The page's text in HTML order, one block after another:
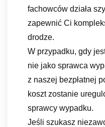
fachowców działa
zapewnić Ci
drodze.
W przypadku, gdy
nie jako sprawca
z naszej bezpłatnej
koszt zostanie
sprawcy wypadku.
Jeśli szukasz